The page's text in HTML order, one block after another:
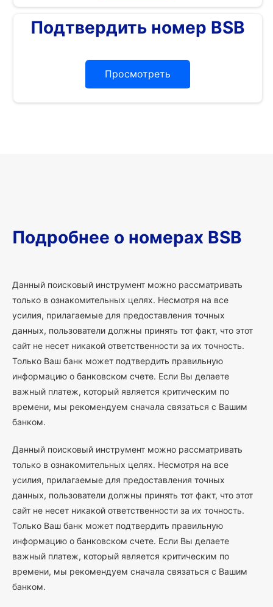
Подтвердить номер BSB
Просмотреть
Подробнее о номерах BSB
Данный поисковый инструмент можно рассматривать
только в ознакомительных целях. Несмотря на все
усилия, прилагаемые для предоставления точных
данных, пользователи должны принять тот факт, что этот
сайт не несет никакой ответственности за их точность.
Только Ваш банк может подтвердить правильную
информацию о банковском счете. Если Вы делаете
важный платеж, который является критическим по
времени, мы рекомендуем сначала связаться с Вашим
банком.
Данный поисковый инструмент можно рассматривать
только в ознакомительных целях. Несмотря на все
усилия, прилагаемые для предоставления точных
данных, пользователи должны принять тот факт, что этот
сайт не несет никакой ответственности за их точность.
Только Ваш банк может подтвердить правильную
информацию о банковском счете. Если Вы делаете
важный платеж, который является критическим по
времени, мы рекомендуем сначала связаться с Вашим
банком.